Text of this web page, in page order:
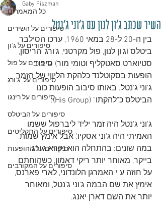
כל המאמרים
סיפורים על השירים
סיפורים על ג'ון
סיפורים על פול
סיפורים על 'ג'ורג
סיפורים על רינגו
סיפורים על הביטלס
סיפורים על התקליטים
סיפורים על ההופעות
סיפורים על המקורבים
השיר שכתב ג'ון לנון עם ג'וני ג'נטל
Gaby Fiszman
בין ה-20 ל-28 במאי 1960, ערכו הסילבר
ביטלס (ג'ון לנון, פול מקרטני, ג'ורג' הריסון,
סטיוארט סאטקליף וטומי מור) סיבוב
הופעות בסקוטלנד כלהקת הליווי של הזמר
ג'וני ג'נטל. באותו סיבוב הופעות כונו
הביטלס כ"להקתו" (His Group).
ג'וני ג'נטל היה זמר יליד ליברפול ששמו
האמיתי היה ג'וני אסקיו', אבל אימץ שמות
במה שונים: בהתחלה הוא נקרא ג'ורג'
בייקר, מאוחר יותר ריקי דאמון, כשהוחתם
על חוזה ע"י האמרגן הלונדוני, לארי פארנס,
אימץ את שם הבמה ג'וני ג'נטל, ומאוחר
יותר את השם דארן יאנג.